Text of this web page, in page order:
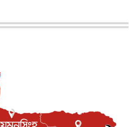
৬ আগস্ট, ২০২৬
ইতিহাসের সর্বোচ্চ রানের মালিক এখন জস বাটলার
শৈশব, আজ মুম্বাইয়ে দুই বাড়ির মালিক
৬ আগস্ট, ২০২৬